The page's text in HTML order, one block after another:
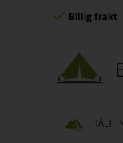
Billig frakt
TÄLT